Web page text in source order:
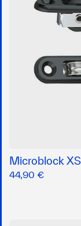
Microblock
44,90 €